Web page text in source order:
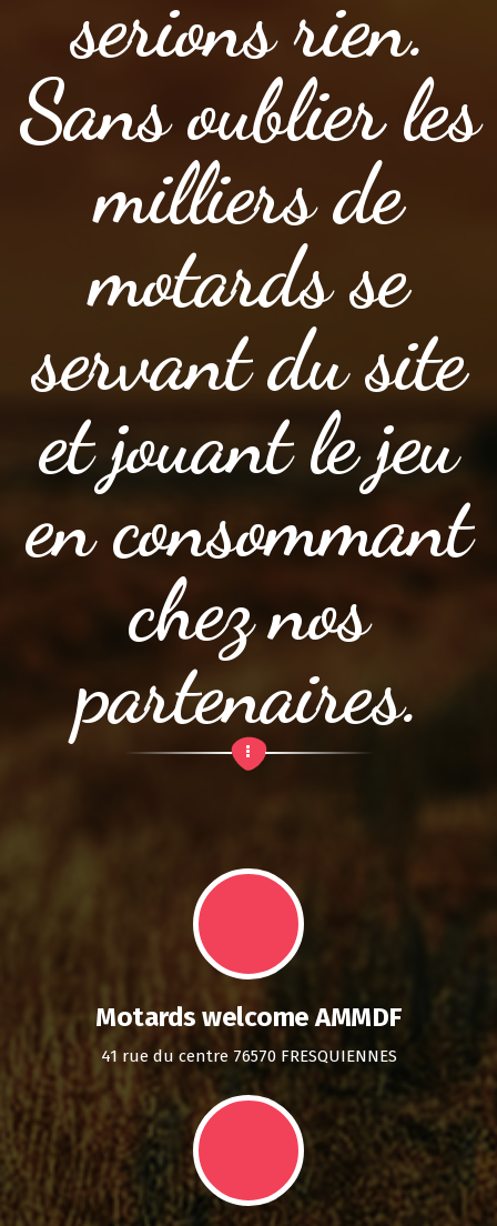
serions rien.
Sans oublier les
milliers de
motards se
servant du site
et jouant le jeu
en consommant
chez nos
partenaires.
Motards welcome AMMDF
41 rue du centre 76570 FRESQUIENNES